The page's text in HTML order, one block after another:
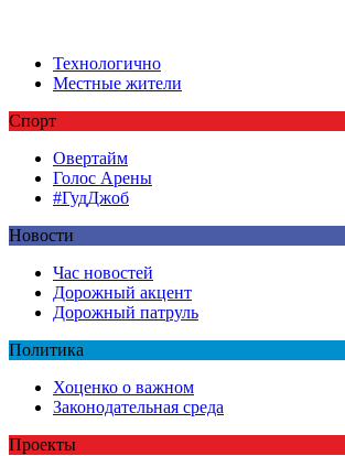
Технологично
Местные жители
Спорт
Овертайм
Голос Арены
#ГудДжоб
Новости
Час новостей
Дорожный акцент
Дорожный патруль
Политика
Хоценко о важном
Законодательная среда
Проекты